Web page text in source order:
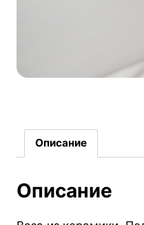
Описание
Описание